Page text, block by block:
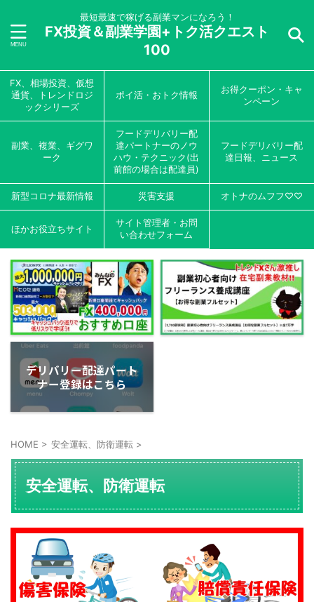
最短最速で稼げる副業マンになろう！
FX投資＆副業学園+トク活クエスト
100
FX、相場投資、仮想
通貨、トレンドロジ
ックシリーズ
ポイ活・おトク情報
お得クーポン・キャ
ンペーン
副業、複業、ギグワ
ーク
フードデリバリー配
達パートナーのノウ
ハウ・テクニック(出
前館の場合は配達員)
フードデリバリー配
達日報、ニュース
新型コロナ最新情報 災害支援 オトナのムフフ♡♡
ほかお役立ちサイト
サイト管理者・お問
い合わせフォーム
デリバリー配達パート
ナー登録はこちら
HOME > 安全運転、防衛運転 >
安全運転、防衛運転